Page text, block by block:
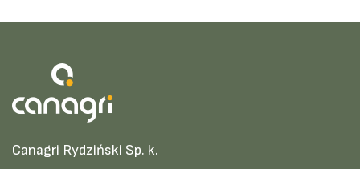
Canagri Rydziński Sp. k.